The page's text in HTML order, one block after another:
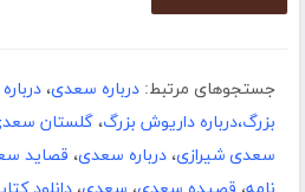
جستجوهای مرتبط: درباره سعدی،
بزرگ،درباره داریوش بزرگ، گلستان
سعدی شیرازی، درباره سعدی، قصاید